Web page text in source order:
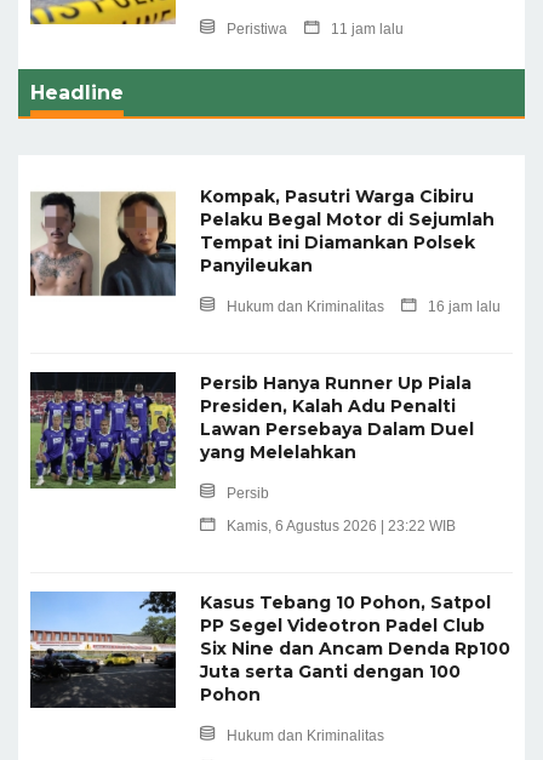
Peristiwa 11 jam lalu
Headline
Kompak, Pasutri Warga Cibiru
Pelaku Begal Motor di Sejumlah
Tempat ini Diamankan Polsek
Panyileukan
Hukum dan Kriminalitas 16 jam lalu
Persib Hanya Runner Up Piala
Presiden, Kalah Adu Penalti
Lawan Persebaya Dalam Duel
yang Melelahkan
Persib
Kamis, 6 Agustus 2026 | 23:22 WIB
Kasus Tebang 10 Pohon, Satpol
PP Segel Videotron Padel Club
Six Nine dan Ancam Denda Rp100
Juta serta Ganti dengan 100
Pohon
Hukum dan Kriminalitas